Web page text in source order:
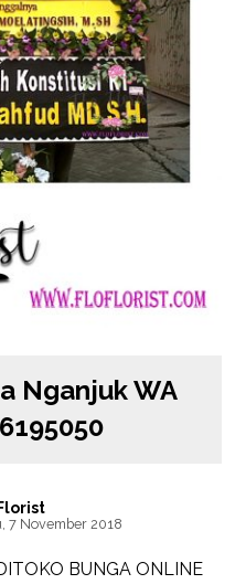
Nganjuk WA
7 November 2018
BUNGA ONLINE